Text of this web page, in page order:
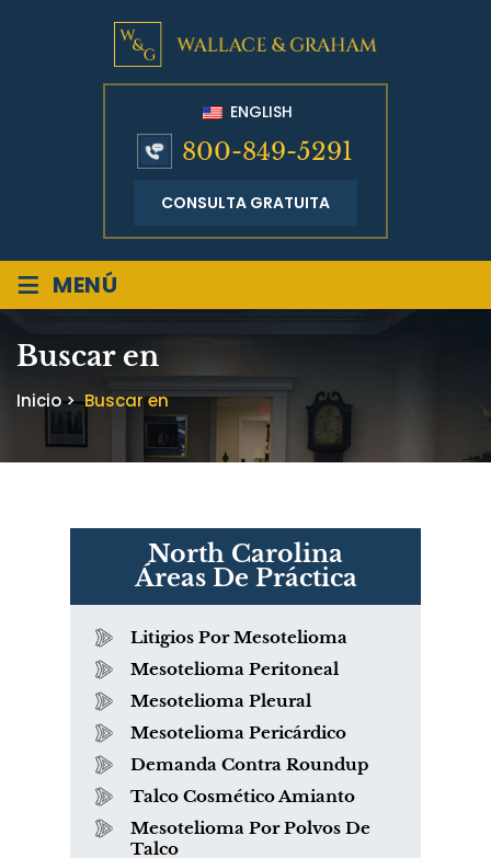
ENGLISH
800-849-5291
CONSULTA GRATUITA
≡ MENÚ
Buscar en
Inicio>Buscar en
North Carolina
Áreas De Práctica
Litigios Por Mesotelioma
Mesotelioma Peritoneal
Mesotelioma Pleural
Mesotelioma Pericárdico
Demanda Contra Roundup
Talco Cosmético Amianto
Mesotelioma Por Polvos De
Talco